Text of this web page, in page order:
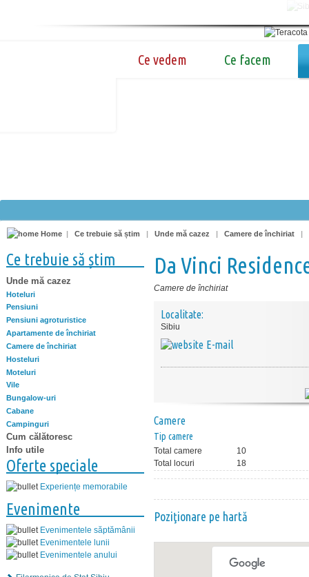
Ce vedem Ce facem
Home | Ce trebuie să știm | Unde mă cazez | Camere de închiriat |
Ce trebuie să știm
Unde mă cazez
Hoteluri
Pensiuni
Pensiuni agroturistice
Apartamente de închiriat
Camere de închiriat
Hosteluri
Moteluri
Vile
Bungalow-uri
Cabane
Campinguri
Cum călătoresc
Info utile
Oferte speciale
Experiențe memorabile
Evenimente
Evenimentele săptămânii
Evenimentele lunii
Evenimentele anului
Da Vinci
Camere de închiriat
Localitate:
Sibiu
E-mail
Camere
Tip camere
Total camere
10
Total locuri
18
Poziţionare pe hartă